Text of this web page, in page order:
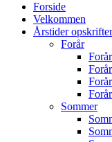
Menu
Forside
Velkommen
Årstider opskrifter
Forår
Sommer